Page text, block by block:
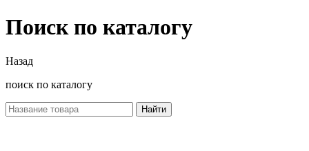
Поиск по каталогу
Назад
поиск по каталогу
Найти